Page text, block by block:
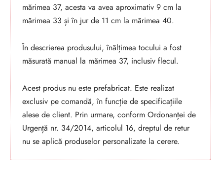
mărimea 37, acesta va avea aproximativ 9 cm la
mărimea 33 și în jur de 11 cm la mărimea 40.
În descrierea produsului, înălțimea tocului a fost
măsurată manual la mărimea 37, inclusiv flecul.
Acest produs nu este prefabricat. Este realizat
exclusiv pe comandă, în funcție de specificațiile
alese de client. Prin urmare, conform Ordonanței de
Urgență nr. 34/2014, articolul 16, dreptul de retur
nu se aplică produselor personalizate la cerere.